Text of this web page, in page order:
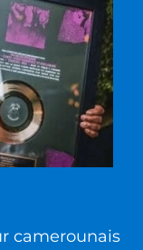
camerounais